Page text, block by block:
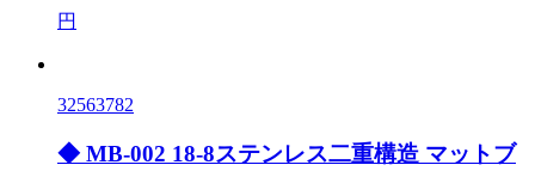
円
32563782
◆ MB-002 18-8ステンレス二重構造 マットブ